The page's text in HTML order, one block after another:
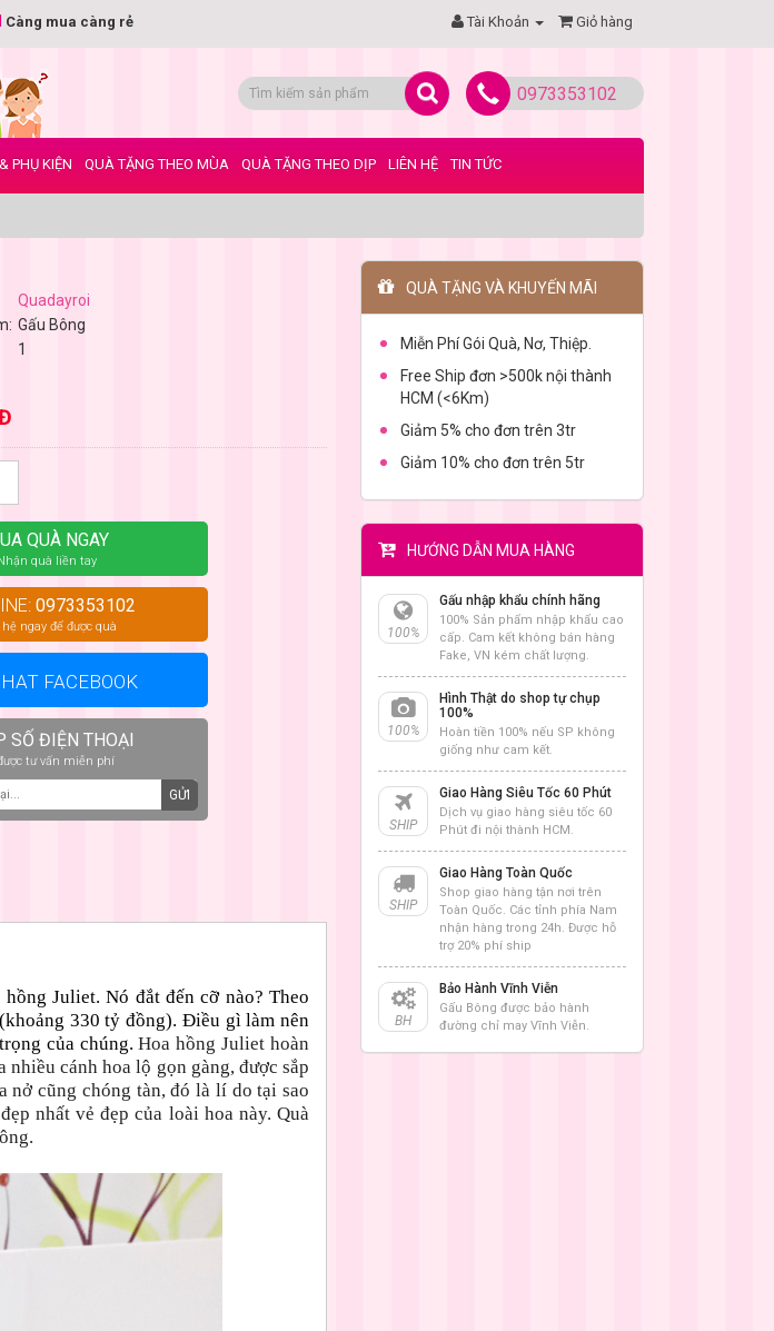
Càng mua càng rẻ Tài Khoản Giỏ hàng
0973353102
PHỤ KIỆN QUÀ TẶNG THEO MÙA QUÀ TẶNG THEO DỊP LIÊN HỆ TIN TỨC
Quadayroi
Gấu Bông
1
QUÀ NGAY
quà liền tay
0973353102
hệ ngay để được quà
FACEBOOK
SỐ ĐIỆN THOẠI
tư vấn miễn phí
GỬI
Juliet. Nó đắt đến cỡ nào? Theo
330 tỷ đồng). Điều gì làm nên
của chúng.Hoa hồng Juliet hoàn
cánh hoa lộ gọn gàng, được sắp
nở cũng chóng tàn, đó là lí do tại sao
nhất vẻ đẹp của loài hoa này. Quà
QUÀ TẶNG VÀ KHUYẾN MÃI
Miễn Phí Gói Quà, Nơ, Thiệp.
Free Ship đơn >500k nội thành
HCM (<6Km)
Giảm 5% cho đơn trên 3tr
Giảm 10% cho đơn trên 5tr
HƯỚNG DẪN MUA HÀNG
100%
Gấu nhập khẩu chính hãng
100% Sản phẩm nhập khẩu cao
cấp. Cam kết không bán hàng
Fake, VN kém chất lượng.
100%
Hình Thật do shop tự chụp
100%
Hoàn tiền 100% nếu SP không
giống như cam kết.
SHIP
Giao Hàng Siêu Tốc 60 Phút
Dịch vụ giao hàng siêu tốc 60
Phút đi nội thành HCM.
SHIP
Giao Hàng Toàn Quốc
Shop giao hàng tận nơi trên
Toàn Quốc. Các tỉnh phía Nam
nhận hàng trong 24h. Được hỗ
trợ 20% phí ship
BH
Bảo Hành Vĩnh Viễn
Gấu Bông được bảo hành
đường chỉ may Vĩnh Viễn.